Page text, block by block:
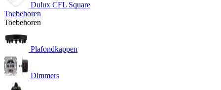
Dulux CFL Square
Toebehoren
Toebehoren
Plafondkappen
Dimmers